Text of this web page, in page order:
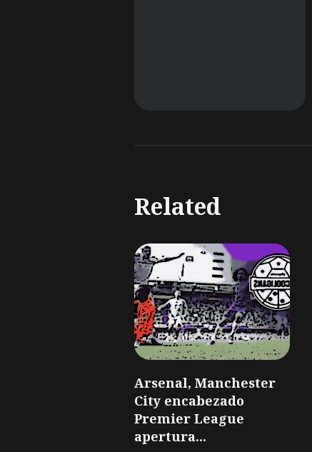
Related
Arsenal, Manchester
City encabezado
Premier League
apertura...